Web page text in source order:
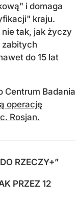
i domaga
kraju.
tak, jak życzy
zabitych
do 15 lat
Centrum Badania
operację
Rosjan.
RZECZY+”
PRZEZ 12